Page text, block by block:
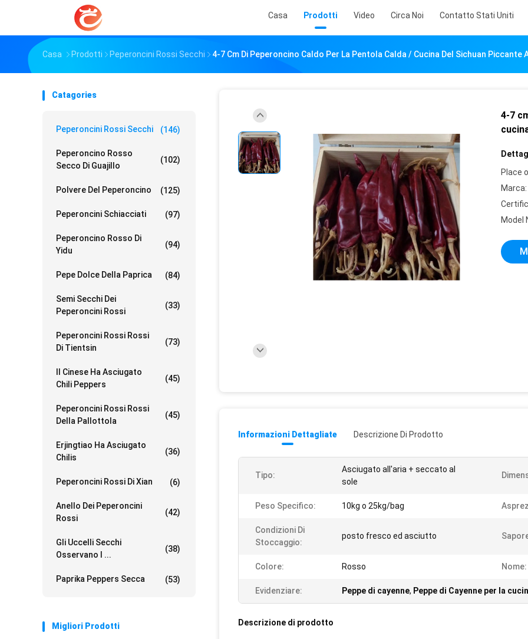
Casa Prodotti Video Circa Noi Contatto Stati Uniti
Casa Prodotti Peperoncini Rossi Secchi 4-7 Cm Di Peperoncino Caldo Per La Pentola Calda / Cucina Del Sichuan
Catagories
Peperoncini Rossi Secchi (146)
Peperoncino Rosso
Secco Di Guajillo
(102)
Polvere Del Peperoncino (125)
Peperoncini Schiacciati (97)
Peperoncino Rosso Di
Yidu
(94)
Pepe Dolce Della Paprica (84)
Semi Secchi Dei
Peperoncini Rossi
(33)
Peperoncini Rossi Rossi
Di Tientsin
(73)
Il Cinese Ha Asciugato
Chili Peppers
(45)
Peperoncini Rossi Rossi
Della Pallottola
(45)
Erjingtiao Ha Asciugato
Chilis
(36)
Peperoncini Rossi Di Xian (6)
Anello Dei Peperoncini
Rossi
(42)
Gli Uccelli Secchi
Osservano I ...
(38)
Paprika Peppers Secca (53)
Migliori Prodotti
4-7
Place
Marca:
Model
Informazioni Dettagliate Descrizione Di Prodotto
Tipo:
Asciugato all'aria + seccato al
sole
Peso Specifico: 10kg o 25kg/bag
Condizioni Di
Stoccaggio:
posto fresco ed asciutto
Colore: Rosso Nome:
Evidenziare: Peppe di cayenne, Peppe di Cayenne per la
Descrizione di prodotto